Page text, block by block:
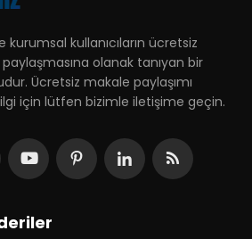
kurumsal kullanıcıların ücretsiz
olanak tanıyan bir
Ücretsiz makale paylaşımı
için lütfen bizimle iletişime geçin.